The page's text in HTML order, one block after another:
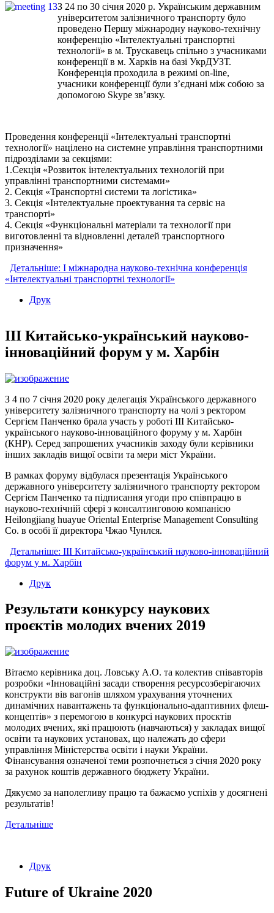
З 24 по 30 січня 2020 р. Українським державним
університетом залізничного транспорту було
проведено Першу міжнародну науково-технічну
конференцію «Інтелектуальні транспортні
технології» в м. Трускавець спільно з учасниками
конференції в м. Харків на базі УкрДУЗТ.
Конференція проходила в режимі on-line,
учасники конференції були з’єднані між собою за
допомогою Skype зв’язку.
Проведення конференції «Інтелектуальні транспортні
технології» націлено на системне управління транспортними
підрозділами за секціями:
1.Секція «Розвиток інтелектуальних технологій при
управлінні транспортними системами»
2. Секція «Транспортні системи та логістика»
3. Секція «Інтелектуальне проектування та сервіс на
транспорті»
4. Секція «Функціональні матеріали та технології при
виготовленні та відновленні деталей транспортного
призначення»
Детальніше: І міжнародна науково-технічна конференція
«Інтелектуальні транспортні технології»
Друк
ІІІ Китайсько-український науково-
інноваційний форум у м. Харбін
З 4 по 7 січня 2020 року делегація Українського державного
університету залізничного транспорту на чолі з ректором
Сергієм Панченко брала участь у роботі ІІІ Китайсько-
українського науково-інноваційного форуму у м. Харбін
(КНР). Серед запрошених учасників заходу були керівники
інших закладів вищої освіти та мери міст України.
В рамках форуму відбулася презентація Українського
державного університету залізничного транспорту ректором
Сергієм Панченко та підписання угоди про співпрацю в
науково-технічній сфері з консалтинговою компанією
Heilongjiang huayue Oriental Enterprise Management Consulting
Co. в особі її директора Чжао Чунлєя.
Детальніше: ІІІ Китайсько-український науково-інноваційний
форум у м. Харбін
Друк
Результати конкурсу наукових
проєктів молодих вчених 2019
Вітаємо керівника доц. Ловську А.О. та колектив співавторів
розробки «Інноваційні засади створення ресурсозберігаючих
конструкти вів вагонів шляхом урахування уточнених
динамічних навантажень та функціонально-адаптивних флеш-
концептів» з перемогою в конкурсі наукових проєктів
молодих вчених, які працюють (навчаються) у закладах вищої
освіти та наукових установах, що належать до сфери
управління Міністерства освіти і науки України.
Фінансування означеної теми розпочнеться з січня 2020 року
за рахунок коштів державного бюджету України.
Дякуємо за наполегливу працю та бажаємо успіхів у досягнені
результатів!
Детальніше
Друк
Future of Ukraine 2020